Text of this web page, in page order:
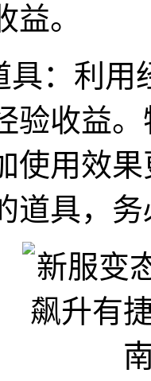
。
具：利
验收益
使用效
道具，